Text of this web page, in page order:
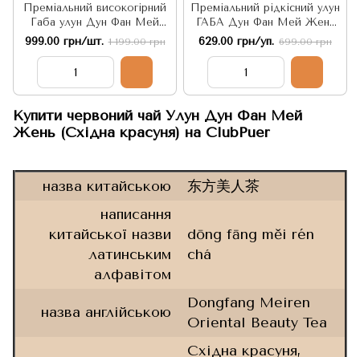
Преміальний високогірний
Габа улун Дун Фан Мей
Жень Східна Красуня -
аромат орхідеї та ванілі,
млинець 100г, Китай
999.00 грн/шт. 1 199.00 грн
Преміальний рідкісний улун
ГАБА Дун Фан Мей Жень
Східна Красуня - аромат
орхідеї та ванілі 50г, Китай
629.00 грн/уп. 699.00 грн
Купити червоний чай Улун Дун Фан Мей
Жень (Східна красуня) на ClubPuer
назва китайською
东方美人茶
написання
китайської назви
латинським
алфавітом
dōng fāng měi rén
chá
назва англійською
Dongfang Meiren
Oriental Beauty Tea
Східна красуня,